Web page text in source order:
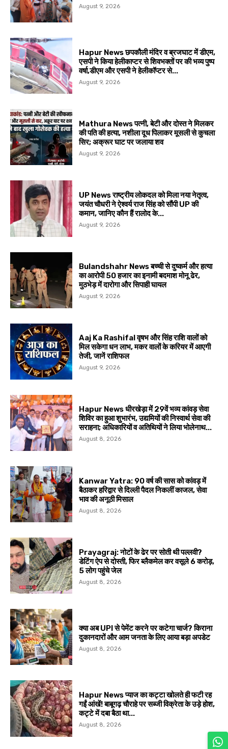
August 9, 2026
Hapur News छपकौली मंदिर व ब्रजघाट में डीएम,
एसपी ने किया हेलीकाप्टर से शिवभक्तों पर की भव्य पुष्प
वर्षा,डीएम और एसपी ने हेलीकॉप्टर से...
August 9, 2026
Mathura News पत्नी, बेटी और दोस्त ने मिलकर
की पति की हत्या, नशीला दूध पिलाकर मूसली से कुचला
सिर; अक्रूर घाट पर जलाया शव
August 9, 2026
UP News राष्ट्रीय लोकदल को मिला नया नेतृत्व,
जयंत चौधरी ने ऐश्वर्य राज सिंह को सौंपी UP की
कमान, जानिए कौन हैं रालोद के...
August 9, 2026
Bulandshahr News बच्ची से दुष्कर्म और हत्या
का आरोपी 50 हजार का इनामी बदमाश मोनू ढेर,
मुठभेड़ में दारोगा और सिपाही घायल
August 9, 2026
Aaj Ka Rashifal वृषभ और सिंह राशि वालों को
मिल सकेगा धन लाभ, मकर वालों के करियर में आएगी
तेजी, जानें राशिफल
August 9, 2026
Hapur News धीरखेड़ा में 29वें भव्य कांवड़ सेवा
शिविर का हुआ शुभारंभ, उद्यमियों की निस्वार्थ सेवा की
सराहना; अधिकारियों व अतिथियों ने लिया भोलेनाथ...
August 8, 2026
Kanwar Yatra: 90 वर्ष की सास को कांवड़ में
बैठाकर हरिद्वार से दिल्ली पैदल निकलीं काजल, सेवा
भाव की अनूठी मिसाल
August 8, 2026
Prayagraj: नोटों के ढेर पर सोती थी पल्लवी?
डेटिंग ऐप से दोस्ती, फिर ब्लैकमेल कर वसूले ₹6 करोड़,
5 लोग पहुंचे जेल
August 8, 2026
क्या अब UPI से पेमेंट करने पर कटेगा चार्ज? किराना
दुकानदारों और आम जनता के लिए आया बड़ा अपडेट
August 8, 2026
Hapur News प्याज का कट्टा खोलते ही फटी रह
गईं आंखें! बाबूगढ़ चौराहे पर सब्जी विक्रेता के उड़े होश,
कट्टे में दबा बैठा था...
August 8, 2026